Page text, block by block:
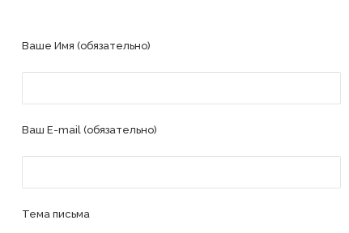
Ваше Имя (обязательно)
Ваш E-mail (обязательно)
Тема письма